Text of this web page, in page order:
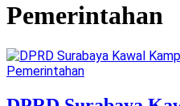
Pemerintahan
Pemerintahan